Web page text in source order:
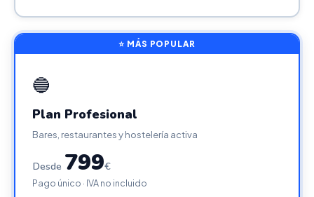
⭐ MÁS POPULAR
🔵
Plan Profesional
Bares, restaurantes y hostelería activa
Desde 799€
Pago único · IVA no incluido